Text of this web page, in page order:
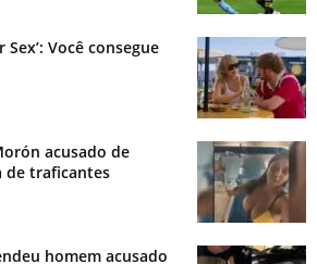
Você consegue
acusado de
de traficantes
homem acusado